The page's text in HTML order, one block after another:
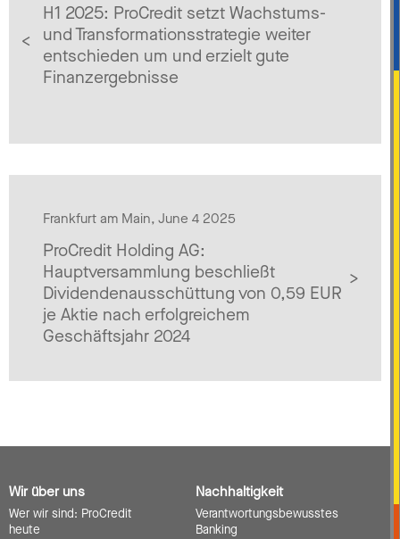
H1 2025: ProCredit setzt Wachstums-
und Transformationsstrategie weiter
entschieden um und erzielt gute
Finanzergebnisse
Frankfurt am Main, June 4 2025
ProCredit Holding AG:
Hauptversammlung beschließt
Dividendenausschüttung von 0,59 EUR
je Aktie nach erfolgreichem
Geschäftsjahr 2024
Wir über uns
Wer wir sind: ProCredit
heute
Nachhaltigkeit
Verantwortungsbewusstes
Banking